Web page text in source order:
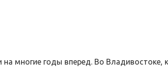
многие годы вперед. Во Владивостоке,